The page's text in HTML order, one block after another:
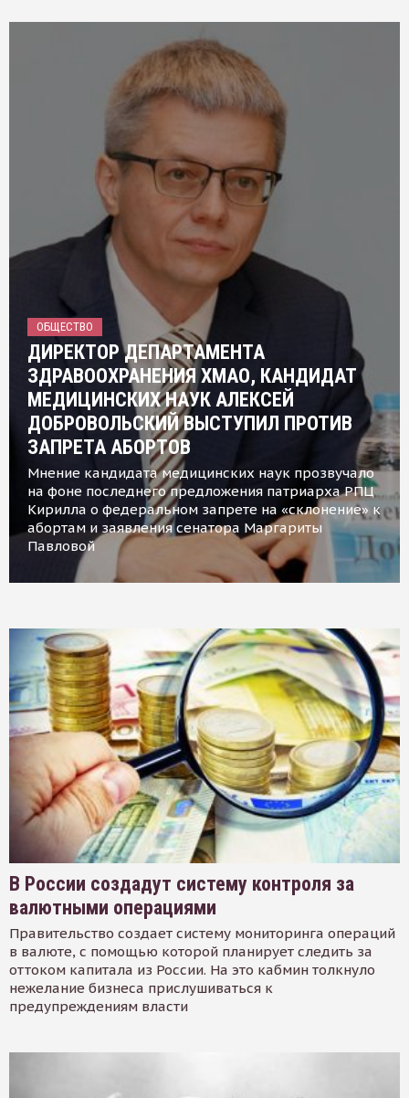
ОБЩЕСТВО
ДИРЕКТОР ДЕПАРТАМЕНТА
ЗДРАВООХРАНЕНИЯ ХМАО, КАНДИДАТ
МЕДИЦИНСКИХ НАУК АЛЕКСЕЙ
ДОБРОВОЛЬСКИЙ ВЫСТУПИЛ ПРОТИВ
ЗАПРЕТА АБОРТОВ
Мнение кандидата медицинских наук прозвучало
на фоне последнего предложения патриарха РПЦ
Кирилла о федеральном запрете на «склонение» к
абортам и заявления сенатора Маргариты
Павловой
В России создадут систему контроля за
валютными операциями
Правительство создает систему мониторинга операций
в валюте, с помощью которой планирует следить за
оттоком капитала из России. На это кабмин толкнуло
нежелание бизнеса прислушиваться к
предупреждениям власти